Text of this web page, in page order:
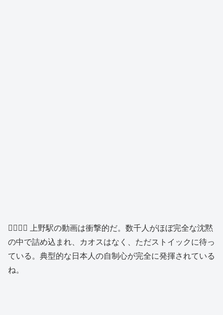
🕵️‍♂️🇺🇸 上野駅の動画は衝撃的だ。数千人がほぼ完全な沈黙
の中で詰め込まれ、カオスはなく、ただストイックに待っ
ている。典型的な日本人の自制心が完全に発揮されている
ね。